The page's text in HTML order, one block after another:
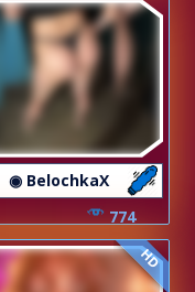
◉ BelochkaX
774
HD